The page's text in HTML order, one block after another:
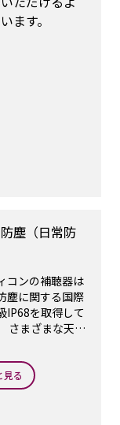
ます。
塵（日常防
コンの補聴器は
塵に関する国際
IP68を取得して
さまざまな天候
けます。しかし
補聴器を使用し
ャワーを浴びた
見る